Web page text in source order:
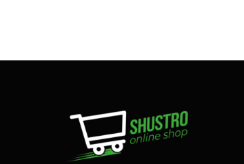
н
ь
н
н
і